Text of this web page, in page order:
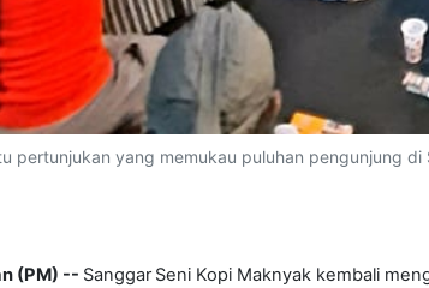
pertunjukan yang memukau puluhan pengunjung
(PM) -- Sanggar Seni Kopi Maknyak kembali